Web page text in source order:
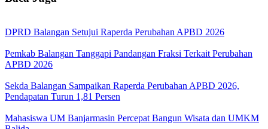
DPRD Balangan Setujui Raperda Perubahan APBD 2026
Pemkab Balangan Tanggapi Pandangan Fraksi Terkait Perubahan
APBD 2026
Sekda Balangan Sampaikan Raperda Perubahan APBD 2026,
Pendapatan Turun 1,81 Persen
Mahasiswa UM Banjarmasin Percepat Bangun Wisata dan UMKM